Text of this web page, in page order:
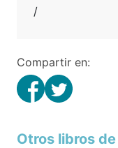
/
Compartir en:
Otros libros de